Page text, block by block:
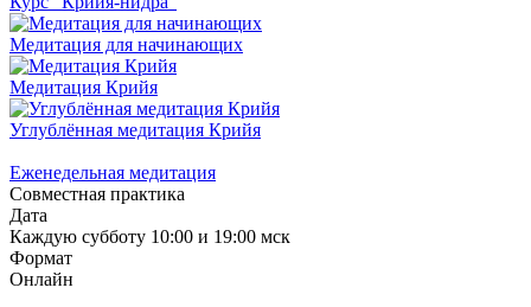
Медитация для начинающих
Медитация Крийя
Углублённая медитация Крийя
Еженедельная медитация
Совместная практика
Дата
Каждую субботу 10:00 и 19:00 мск
Формат
Онлайн